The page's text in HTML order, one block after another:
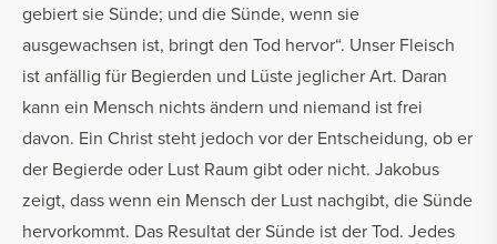
gebiert sie Sünde; und die Sünde, wenn sie
ausgewachsen ist, bringt den Tod hervor“. Unser Fleisch
ist anfällig für Begierden und Lüste jeglicher Art. Daran
kann ein Mensch nichts ändern und niemand ist frei
davon. Ein Christ steht jedoch vor der Entscheidung, ob er
der Begierde oder Lust Raum gibt oder nicht. Jakobus
zeigt, dass wenn ein Mensch der Lust nachgibt, die Sünde
hervorkommt. Das Resultat der Sünde ist der Tod. Jedes